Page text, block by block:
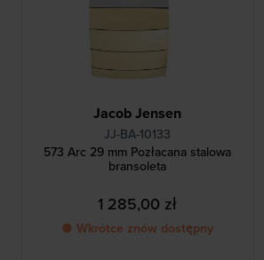
Jacob Jensen
JJ-BA-10133
573 Arc 29 mm Pozłacana stalowa
bransoleta
1 285,00 zł
● Wkrótce znów dostępny